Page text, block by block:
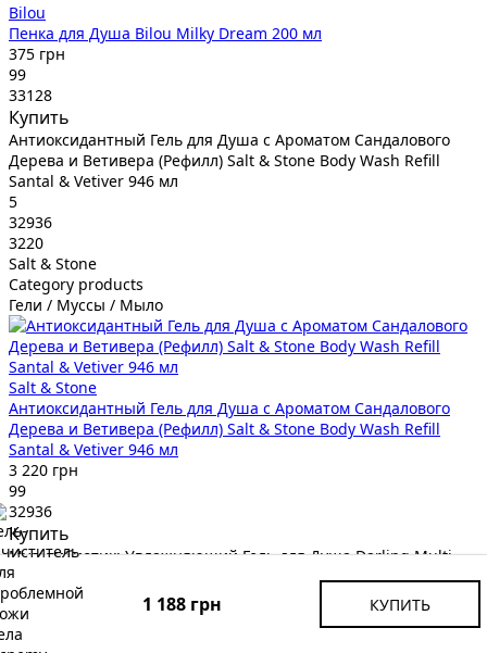
1 188 грн КУПИТЬ
Bilou
Пенка для Душа Bilou Milky Dream 200 мл
375 грн
99
33128
Купить
Антиоксидантный Гель для Душа с Ароматом Сандалового
Дерева и Ветивера (Рефилл) Salt & Stone Body Wash Refill
Santal & Vetiver 946 мл
5
32936
3220
Salt & Stone
Category products
Гели / Муссы / Мыло
Salt & Stone
Антиоксидантный Гель для Душа с Ароматом Сандалового
Дерева и Ветивера (Рефилл) Salt & Stone Body Wash Refill
Santal & Vetiver 946 мл
3 220 грн
99
32936
Купить
Мультибиотик: Увлажняющий Гель для Душа Darling Multi-
Biotics Hydrating And Balancing Body Wash 250 мл
6
33867
1537